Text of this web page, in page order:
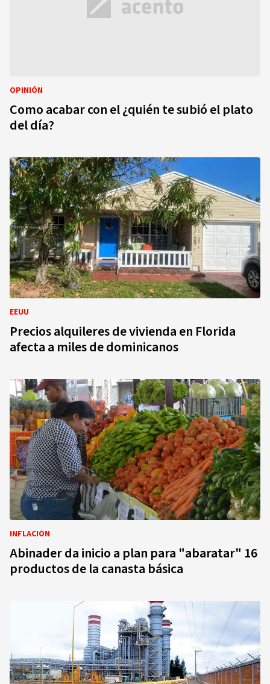
OPINIÓN
Como acabar con el ¿quién te subió el plato
del día?
EEUU
Precios alquileres de vivienda en Florida
afecta a miles de dominicanos
INFLACIÓN
Abinader da inicio a plan para "abaratar" 16
productos de la canasta básica